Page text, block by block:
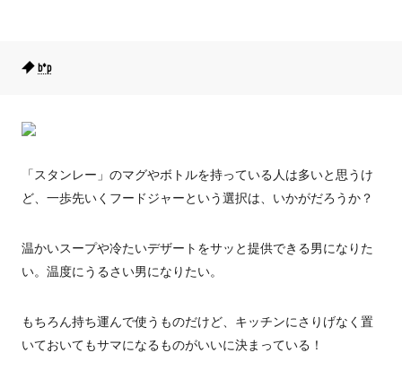
b*p
「スタンレー」のマグやボトルを持っている人は多いと思うけ
ど、一歩先いくフードジャーという選択は、いかがだろうか？
温かいスープや冷たいデザートをサッと提供できる男になりた
い。温度にうるさい男になりたい。
もちろん持ち運んで使うものだけど、キッチンにさりげなく置
いておいてもサマになるものがいいに決まっている！